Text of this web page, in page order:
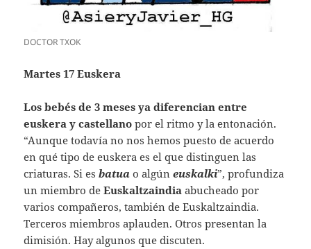
DOCTOR TXOK
Martes 17 Euskera
Los bebés de 3 meses ya diferencian entre
euskera y castellanopor el ritmo y la entonación.
“Aunque todavía no nos hemos puesto de acuerdo
en qué tipo de euskera es el que distinguen las
criaturas. Si es batua o algúneuskalki”, profundiza
un miembro deEuskaltzaindia abucheado por
varios compañeros, también de Euskaltzaindia.
Terceros miembros aplauden. Otros presentan la
dimisión. Hay algunos que discuten.